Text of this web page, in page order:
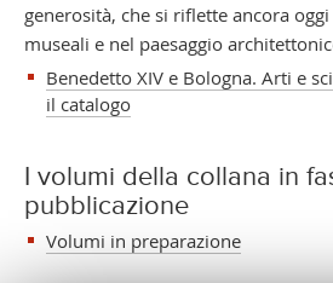
generosità, che si riflette ancora
museali e nel paesaggio
Benedetto XIV e Bologna. Arti e
il catalogo
I volumi della collana in
pubblicazione
Volumi in preparazione